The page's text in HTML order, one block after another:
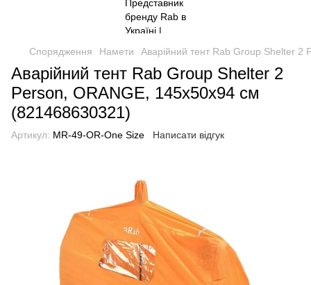
Спорядження Намети Аварійний тент Rab Group Shelter
Аварійний тент Rab Group Shelter 2
Person, ORANGE, 145х50х94 см
(821468630321)
Артикул: MR-49-OR-One Size Написати відгук